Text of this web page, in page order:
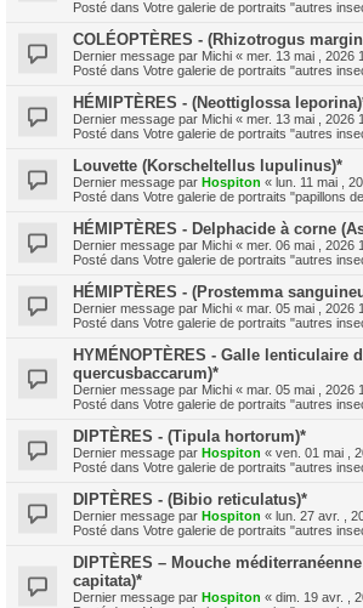
Posté dans Votre galerie de portraits "autres
COLÉOPTÈRES - (Rhizotrogus
Dernier message par Michi « mer. 13 mai , 2026
Posté dans Votre galerie de portraits "autres
HÉMIPTÈRES - (Neottiglossa
Dernier message par Michi « mer. 13 mai , 2026
Posté dans Votre galerie de portraits "autres
Louvette (Korscheltellus lupulinus)*
Dernier message par Hospiton « lun. 11 mai ,
Posté dans Votre galerie de portraits "papillons
HÉMIPTÈRES - Delphacide à corne
Dernier message par Michi « mer. 06 mai , 2026
Posté dans Votre galerie de portraits "autres
HÉMIPTÈRES - (Prostemma
Dernier message par Michi « mar. 05 mai , 2026
Posté dans Votre galerie de portraits "autres
HYMÉNOPTÈRES - Galle lenticulaire
quercusbaccarum)*
Dernier message par Michi « mar. 05 mai , 2026
Posté dans Votre galerie de portraits "autres
DIPTÈRES - (Tipula hortorum)*
Dernier message par Hospiton « ven. 01 mai ,
Posté dans Votre galerie de portraits "autres
DIPTÈRES - (Bibio reticulatus)*
Dernier message par Hospiton « lun. 27 avr. ,
Posté dans Votre galerie de portraits "autres
DIPTÈRES – Mouche
capitata)*
Dernier message par Hospiton « dim. 19 avr. ,